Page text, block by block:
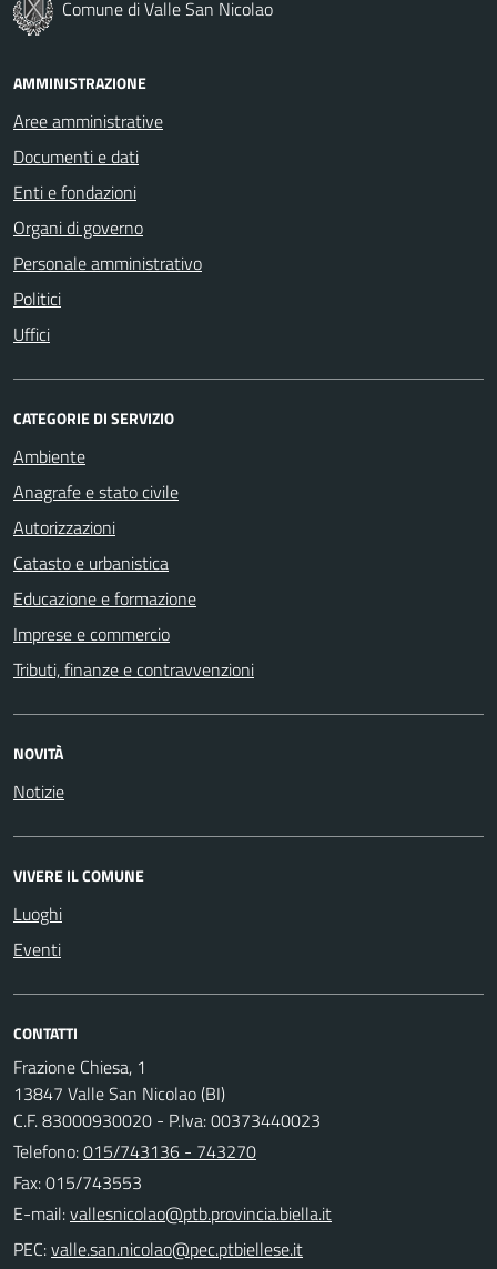
Comune di Valle San Nicolao
AMMINISTRAZIONE
Aree amministrative
Documenti e dati
Enti e fondazioni
Organi di governo
Personale amministrativo
Politici
Uffici
CATEGORIE DI SERVIZIO
Ambiente
Anagrafe e stato civile
Autorizzazioni
Catasto e urbanistica
Educazione e formazione
Imprese e commercio
Tributi, finanze e contravvenzioni
NOVITÀ
Notizie
VIVERE IL COMUNE
Luoghi
Eventi
CONTATTI
Frazione Chiesa, 1
13847 Valle San Nicolao (BI)
C.F. 83000930020 - P.Iva: 00373440023
Telefono:015/743136 - 743270
Fax: 015/743553
E-mail:
PEC: